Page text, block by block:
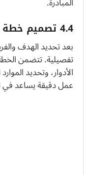
4.4 تصميم خطة العمل
بعد تحديد الهدف
تفصيلية. تتضمن
الأدوار، وتحديد
عمل دقيقة يساعد